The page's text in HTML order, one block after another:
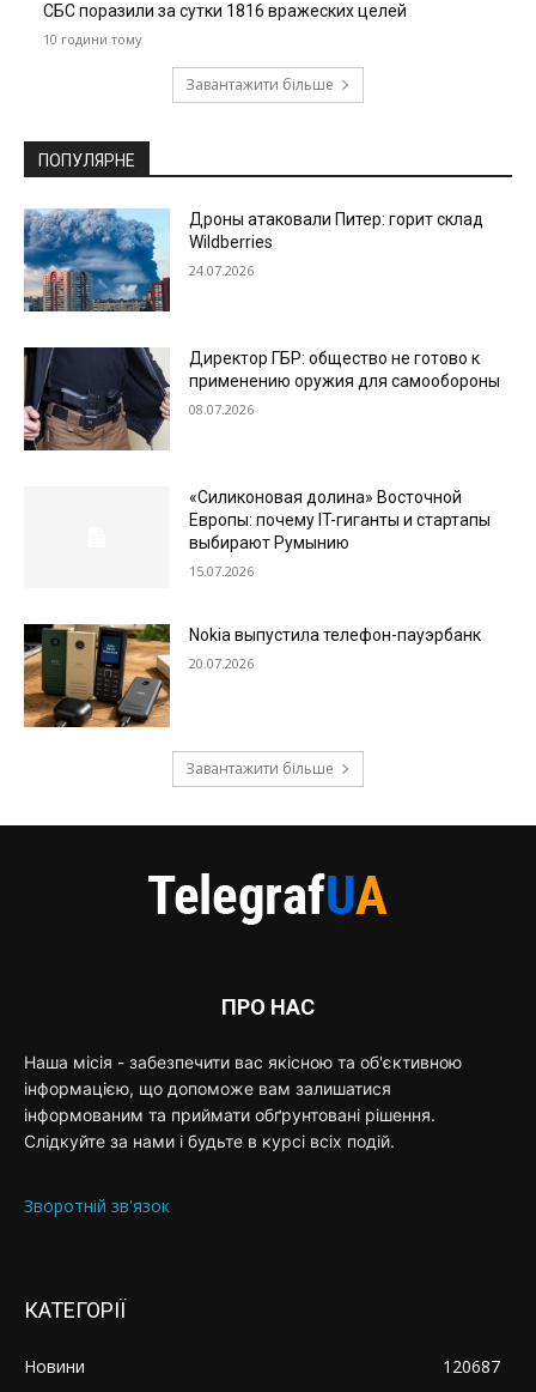
СБС поразили за сутки 1816 вражеских целей
10 години тому
Завантажити більше
ПОПУЛЯРНЕ
Дроны атаковали Питер: горит склад
Wildberries
24.07.2026
Директор ГБР: общество не готово к
применению оружия для самообороны
08.07.2026
«Силиконовая долина» Восточной
Европы: почему IT-гиганты и стартапы
выбирают Румынию
15.07.2026
Nokia выпустила телефон-пауэрбанк
20.07.2026
Завантажити більше
ПРО НАС
Наша місія - забезпечити вас якісною та об'єктивною
інформацією, що допоможе вам залишатися
інформованим та приймати обґрунтовані рішення.
Слідкуйте за нами і будьте в курсі всіх подій.
Зворотній зв'язок
КАТЕГОРІЇ
Новини
120687